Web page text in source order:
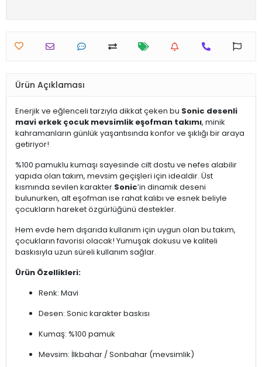
Ürün Açıklaması
Enerjik ve eğlenceli tarzıyla dikkat çeken bu Sonic desenli
mavi erkek çocuk mevsimlik eşofman takımı, minik
kahramanların günlük yaşantısında konfor ve şıklığı bir araya
getiriyor!
%100 pamuklu kumaşı sayesinde cilt dostu ve nefes alabilir
yapıda olan takım, mevsim geçişleri için idealdir. Üst
kısmında sevilen karakter Sonic’in dinamik deseni
bulunurken, alt eşofman ise rahat kalıbı ve esnek beliyle
çocukların hareket özgürlüğünü destekler.
Hem evde hem dışarıda kullanım için uygun olan bu takım,
çocukların favorisi olacak! Yumuşak dokusu ve kaliteli
baskısıyla uzun süreli kullanım sağlar.
Ürün Özellikleri:
Renk: Mavi
Desen: Sonic karakter baskısı
Kumaş: %100 pamuk
Mevsim: İlkbahar / Sonbahar (mevsimlik)